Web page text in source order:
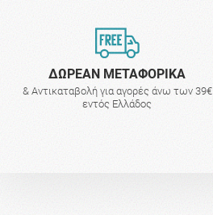
ΔΩΡΕΑΝ ΜΕΤΑΦΟΡΙΚΑ
& Αντικαταβολή για αγορές άνω των 39€
εντός Ελλάδος